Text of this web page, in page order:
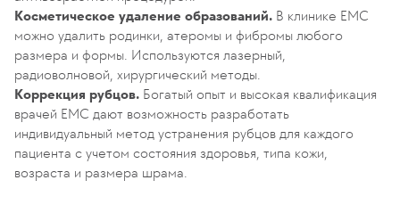
Косметическое удаление образований. В клинике EMC
можно удалить родинки, атеромы и фибромы любого
размера и формы. Используются лазерный,
радиоволновой, хирургический методы.
Коррекция рубцов. Богатый опыт и высокая квалификация
врачей EMC дают возможность разработать
индивидуальный метод устранения рубцов для каждого
пациента с учетом состояния здоровья, типа кожи,
возраста и размера шрама.